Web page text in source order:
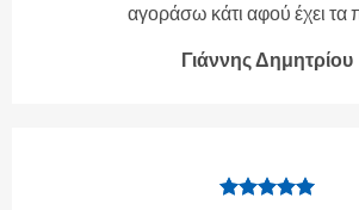
αγοράσω κάτι αφού έχει τα
Γιάννης Δημητρίου